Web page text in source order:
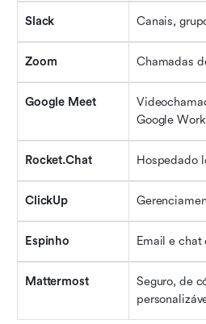
Slack Canais,
Zoom Chamadas
Google Meet
Google
Rocket.Chat Hospedado
ClickUp
Espinho Email e
Mattermost
Seguro, de